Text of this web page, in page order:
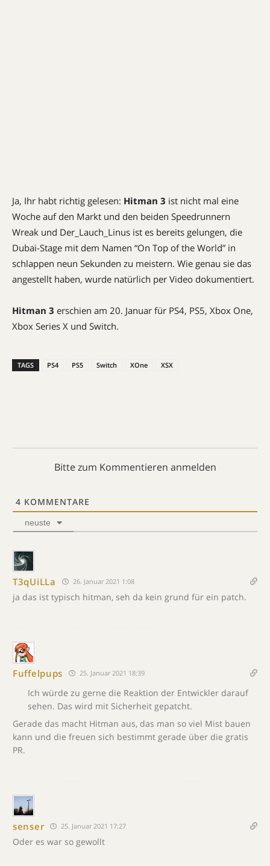
Ja, Ihr habt richtig gelesen: Hitman 3 ist nicht mal eine
Woche auf den Markt und den beiden Speedrunnern
Wreak und Der_Lauch_Linus ist es bereits gelungen, die
Dubai-Stage mit dem Namen “On Top of the World” in
schlappen neun Sekunden zu meistern. Wie genau sie das
angestellt haben, wurde natürlich per Video dokumentiert.
Hitman 3 erschien am 20. Januar für PS4, PS5, Xbox One,
Xbox Series X und Switch.
TAGS PS4 PS5 Switch XOne XSX
Bitte zum Kommentieren anmelden
4 KOMMENTARE
neuste
T3qUiLLa 26. Januar 2021 1:08
ja das ist typisch hitman, seh da kein grund für ein patch.
Fuffelpups 25. Januar 2021 18:39
Ich würde zu gerne die Reaktion der Entwickler darauf
sehen. Das wird mit Sicherheit gepatcht.
Gerade das macht Hitman aus, das man so viel Mist bauen
kann und die freuen sich bestimmt gerade über die gratis
PR.
senser 25. Januar 2021 17:27
Oder es war so gewollt